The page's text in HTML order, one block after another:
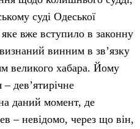
суді Одеської
вже вступило в законну
винним в зв’язку
великого хабара. Йому
дев’ятирічне
даний момент, де
– невідомо, через що він,